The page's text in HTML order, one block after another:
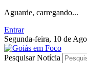
Aguarde, carregando...
Entrar
Segunda-feira, 10 de
Pesquisar Notícia